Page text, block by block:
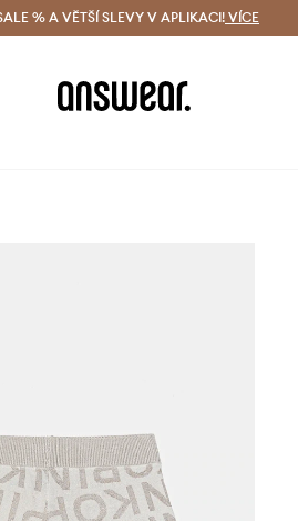
Kč) Doručení i do 24 h
% A VĚTŠÍ SLEVY V APLIKACI! VÍCE